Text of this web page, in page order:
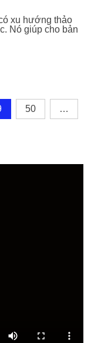
xu hướng thảo
Nó giúp cho bản
50 …